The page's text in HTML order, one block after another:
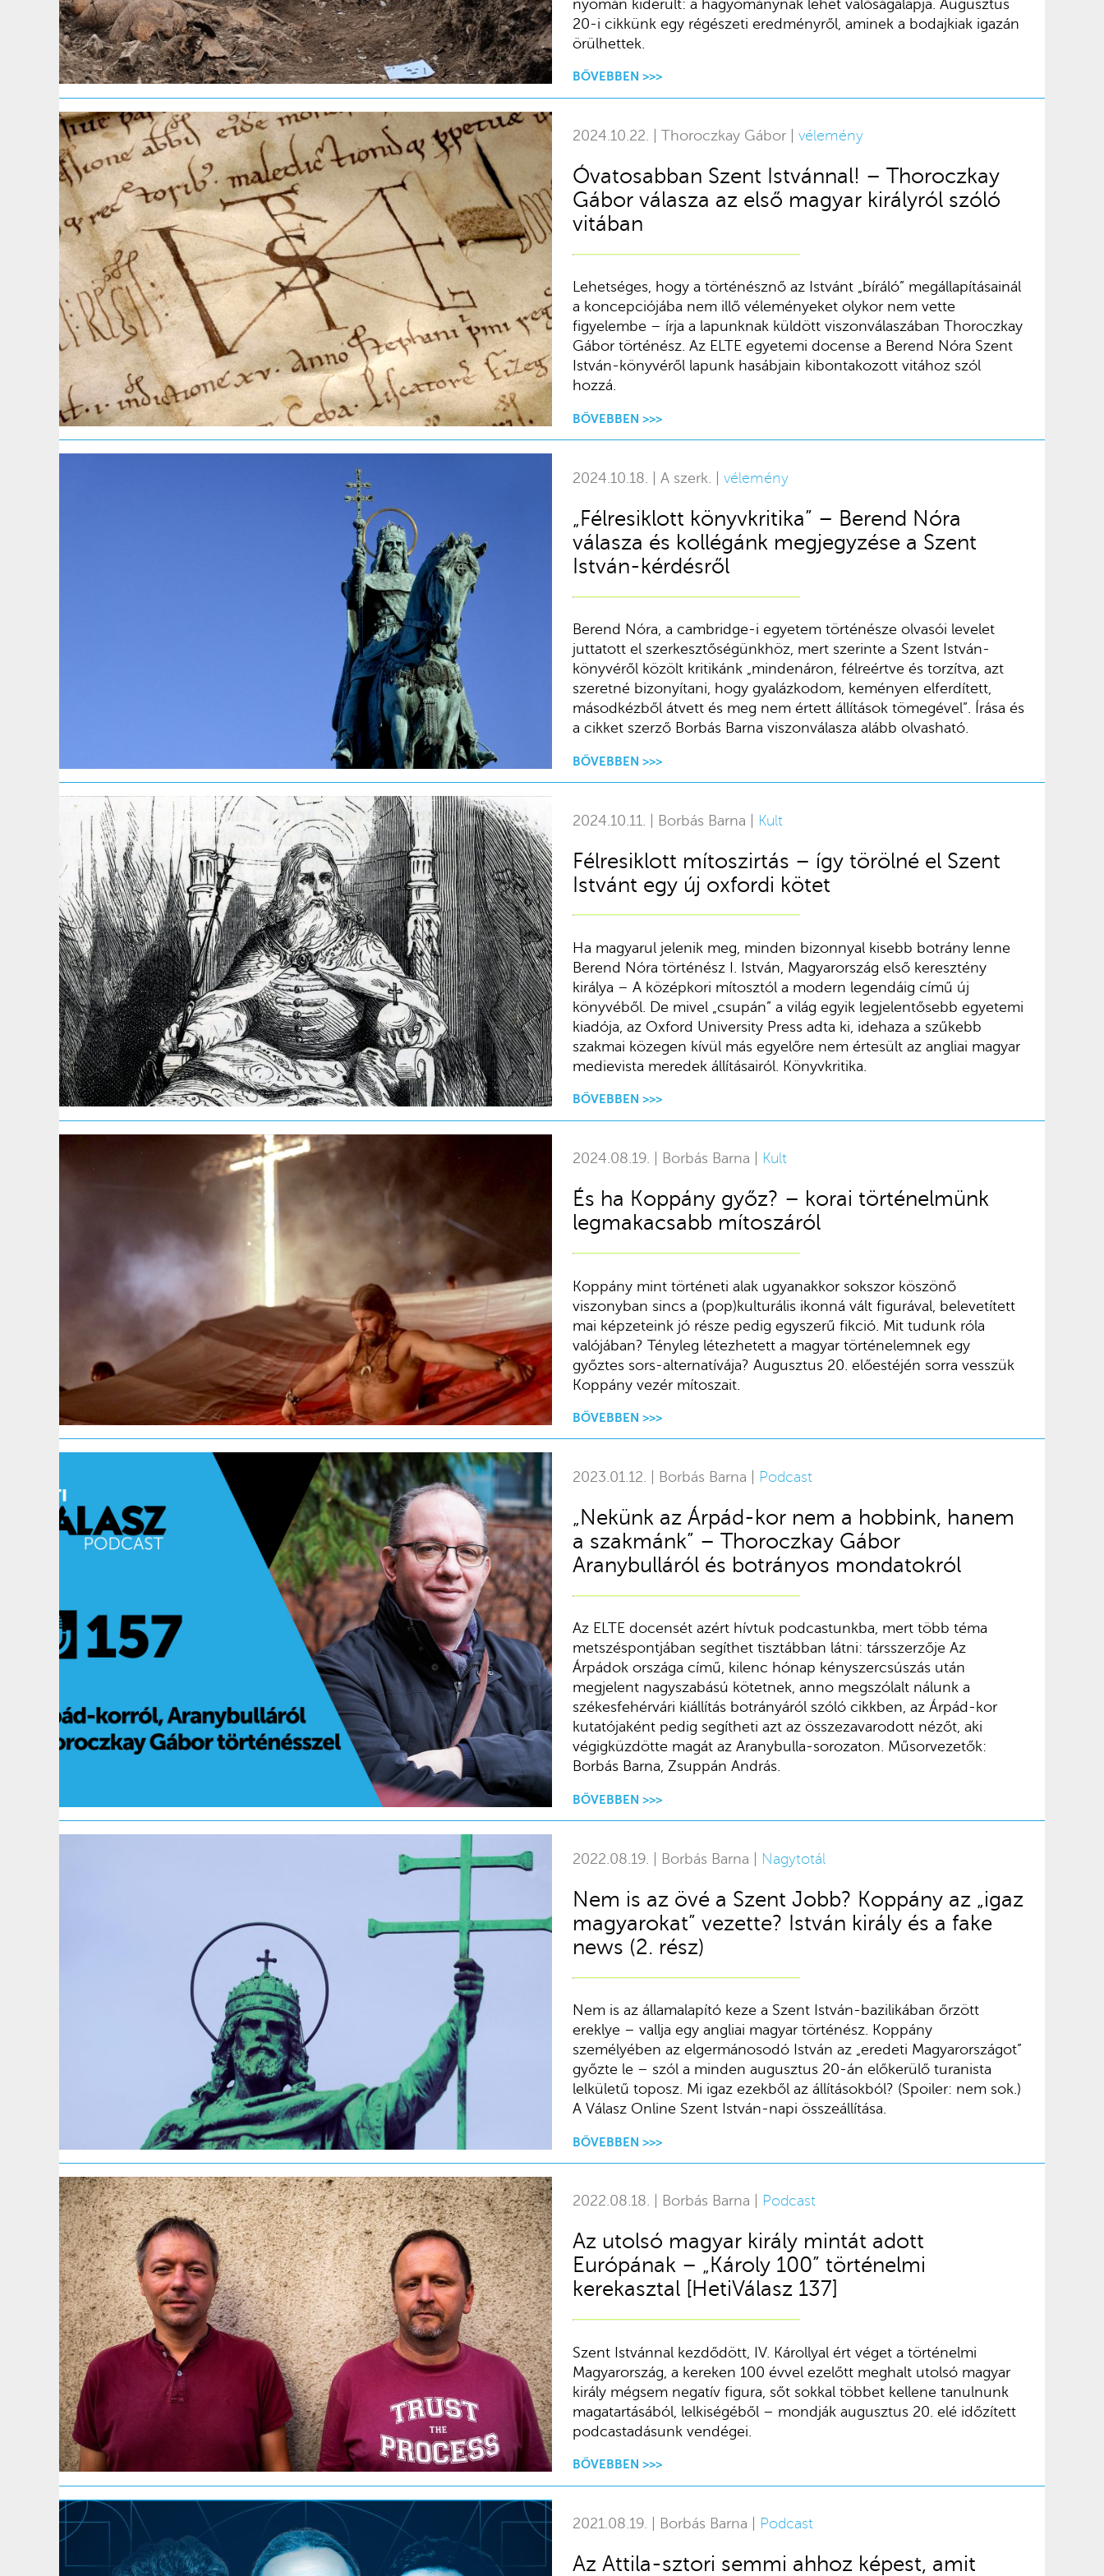
nyomán kiderült: a hagyománynak lehet valóságalapja. Augusztus
20-i cikkünk egy régészeti eredményről, aminek a bodajkiak igazán
örülhettek.
BŐVEBBEN >>>
2024.10.22. | Thoroczkay Gábor | vélemény
Óvatosabban Szent Istvánnal! – Thoroczkay
Gábor válasza az első magyar királyról szóló
vitában
Lehetséges, hogy a történésznő az Istvánt „bíráló” megállapításainál
a koncepciójába nem illő véleményeket olykor nem vette
figyelembe – írja a lapunknak küldött viszonválaszában Thoroczkay
Gábor történész. Az ELTE egyetemi docense a Berend Nóra Szent
István-könyvéről lapunk hasábjain kibontakozott vitához szól
hozzá.
BŐVEBBEN >>>
2024.10.18. | A szerk. | vélemény
„Félresiklott könyvkritika” – Berend Nóra
válasza és kollégánk megjegyzése a Szent
István-kérdésről
Berend Nóra, a cambridge-i egyetem történésze olvasói levelet
juttatott el szerkesztőségünkhöz, mert szerinte a Szent István-
könyvéről közölt kritikánk „mindenáron, félreértve és torzítva, azt
szeretné bizonyítani, hogy gyalázkodom, keményen elferdített,
másodkézből átvett és meg nem értett állítások tömegével”. Írása és
a cikket szerző Borbás Barna viszonválasza alább olvasható.
BŐVEBBEN >>>
2024.10.11. | Borbás Barna | Kult
Félresiklott mítoszirtás – így törölné el Szent
Istvánt egy új oxfordi kötet
Ha magyarul jelenik meg, minden bizonnyal kisebb botrány lenne
Berend Nóra történész I. István, Magyarország első keresztény
királya – A középkori mítosztól a modern legendáig című új
könyvéből. De mivel „csupán” a világ egyik legjelentősebb egyetemi
kiadója, az Oxford University Press adta ki, idehaza a szűkebb
szakmai közegen kívül más egyelőre nem értesült az angliai magyar
medievista meredek állításairól. Könyvkritika.
BŐVEBBEN >>>
2024.08.19. | Borbás Barna | Kult
És ha Koppány győz? – korai történelmünk
legmakacsabb mítoszáról
Koppány mint történeti alak ugyanakkor sokszor köszönő
viszonyban sincs a (pop)kulturális ikonná vált figurával, belevetített
mai képzeteink jó része pedig egyszerű fikció. Mit tudunk róla
valójában? Tényleg létezhetett a magyar történelemnek egy
győztes sors-alternatívája? Augusztus 20. előestéjén sorra vesszük
Koppány vezér mítoszait.
BŐVEBBEN >>>
2023.01.12. | Borbás Barna | Podcast
„Nekünk az Árpád-kor nem a hobbink, hanem
a szakmánk” – Thoroczkay Gábor
Aranybulláról és botrányos mondatokról
Az ELTE docensét azért hívtuk podcastunkba, mert több téma
metszéspontjában segíthet tisztábban látni: társszerzője Az
Árpádok országa című, kilenc hónap kényszercsúszás után
megjelent nagyszabású kötetnek, anno megszólalt nálunk a
székesfehérvári kiállítás botrányáról szóló cikkben, az Árpád-kor
kutatójaként pedig segítheti azt az összezavarodott nézőt, aki
végigküzdötte magát az Aranybulla-sorozaton. Műsorvezetők:
Borbás Barna, Zsuppán András.
BŐVEBBEN >>>
2022.08.19. | Borbás Barna | Nagytotál
Nem is az övé a Szent Jobb? Koppány az „igaz
magyarokat” vezette? István király és a fake
news (2. rész)
Nem is az államalapító keze a Szent István-bazilikában őrzött
ereklye – vallja egy angliai magyar történész. Koppány
személyében az elgermánosodó István az „eredeti Magyarországot”
győzte le – szól a minden augusztus 20-án előkerülő turanista
lelkületű toposz. Mi igaz ezekből az állításokból? (Spoiler: nem sok.)
A Válasz Online Szent István-napi összeállítása.
BŐVEBBEN >>>
2022.08.18. | Borbás Barna | Podcast
Az utolsó magyar király mintát adott
Európának – „Károly 100” történelmi
kerekasztal [HetiVálasz 137]
Szent Istvánnal kezdődött, IV. Károllyal ért véget a történelmi
Magyarország, a kereken 100 évvel ezelőtt meghalt utolsó magyar
király mégsem negatív figura, sőt sokkal többet kellene tanulnunk
magatartásából, lelkiségéből – mondják augusztus 20. elé időzített
podcastadásunk vendégei.
BŐVEBBEN >>>
2021.08.19. | Borbás Barna | Podcast
Az Attila-sztori semmi ahhoz képest, amit